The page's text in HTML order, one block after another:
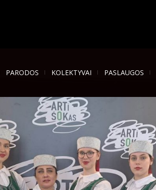
PARODOS KOLEKTYVAI PASLAUGOS